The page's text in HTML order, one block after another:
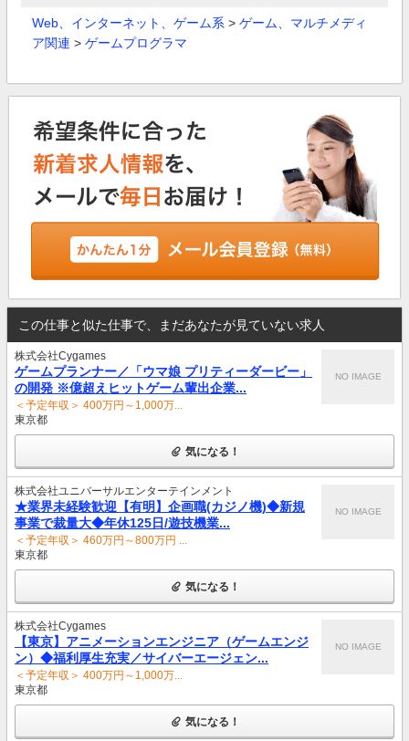
Web、インターネット、ゲーム系 > ゲーム、マルチメディ
ア関連 > ゲームプログラマ
この仕事と似た仕事で、まだあなたが見ていない求人
株式会社Cygames
ゲームプランナー／「ウマ娘 プリティーダービー」
の開発 ※億超えヒットゲーム輩出企業...
＜予定年収＞ 400万円～1,000万...
東京都
NO IMAGE
気になる！
株式会社ユニバーサルエンターテインメント
★業界未経験歓迎【有明】企画職(カジノ機)◆新規
事業で裁量大◆年休125日/遊技機業...
＜予定年収＞ 460万円～800万円 ...
東京都
NO IMAGE
気になる！
株式会社Cygames
【東京】アニメーションエンジニア（ゲームエンジ
ン）◆福利厚生充実／サイバーエージェン...
＜予定年収＞ 400万円～1,000万...
東京都
NO IMAGE
気になる！